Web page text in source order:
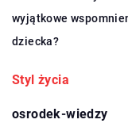
wyjątkowe
dziecka?
Styl życia
osrodek-wiedzy